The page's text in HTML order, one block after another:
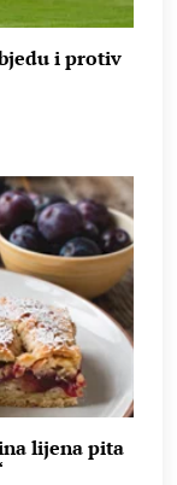
i protiv
lijena pita